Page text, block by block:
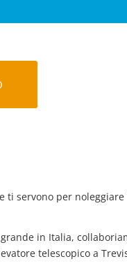
ti servono per
in Italia,
telescopico a